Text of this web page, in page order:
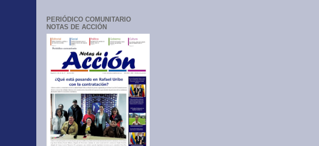
PERIÓDICO COMUNITARIO
NOTAS DE ACCIÓN